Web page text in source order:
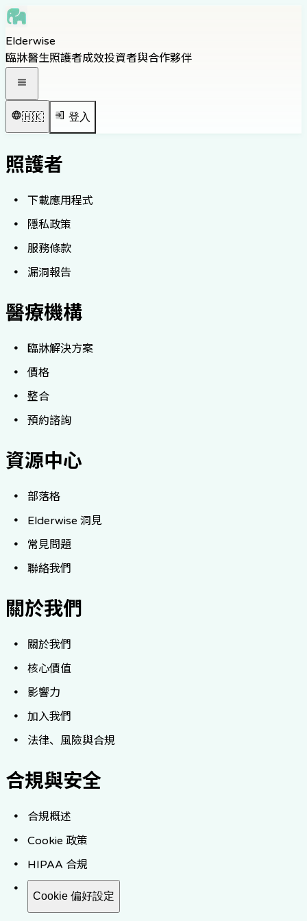
Skip to navigation
Skip to footer
Elderwise
臨牀醫生照護者成效投資者與合作夥伴
🇭🇰 登入
照護者
下載應用程式
隱私政策
服務條款
漏洞報告
醫療機構
臨牀解決方案
價格
整合
預約諮詢
資源中心
部落格
Elderwise 洞見
常見問題
聯絡我們
關於我們
關於我們
核心價值
影響力
加入我們
法律、風險與合規
合規與安全
合規概述
Cookie 政策
HIPAA 合規
Cookie 偏好設定